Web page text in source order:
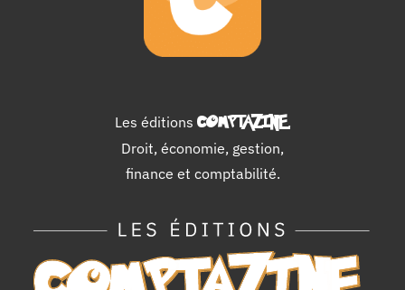
Les éditions COMPTAZINE.
Droit, économie, gestion,
finance et comptabilité.